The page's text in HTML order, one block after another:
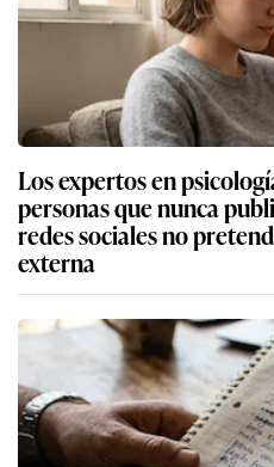
Los expertos en
personas que nunca
redes sociales no
externa